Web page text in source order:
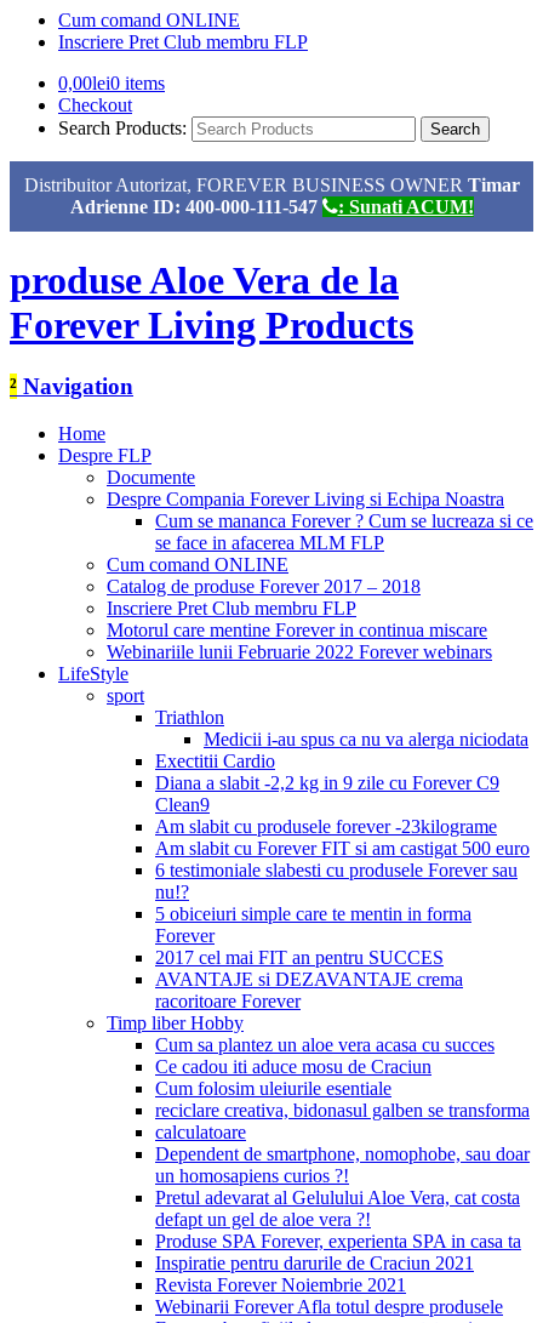
Cum comand ONLINE
Inscriere Pret Club membru FLP
0,00lei0 items
Checkout
Search Products:
Distribuitor Autorizat, FOREVER BUSINESS OWNER Timar
Adrienne ID: 400-000-111-547
: Sunati ACUM!
produse Aloe Vera de la
Forever Living Products
² Navigation
Home
Despre FLP
Documente
Despre Compania Forever Living si Echipa Noastra
Cum se mananca Forever ? Cum se lucreaza si ce
se face in afacerea MLM FLP
Cum comand ONLINE
Catalog de produse Forever 2017 – 2018
Inscriere Pret Club membru FLP
Motorul care mentine Forever in continua miscare
Webinariile lunii Februarie 2022 Forever webinars
LifeStyle
sport
Triathlon
Medicii i-au spus ca nu va alerga niciodata
Exectitii Cardio
Diana a slabit -2,2 kg in 9 zile cu Forever C9
Clean9
Am slabit cu produsele forever -23kilograme
Am slabit cu Forever FIT si am castigat 500 euro
6 testimoniale slabesti cu produsele Forever sau
nu!?
5 obiceiuri simple care te mentin in forma
Forever
2017 cel mai FIT an pentru SUCCES
AVANTAJE si DEZAVANTAJE crema
racoritoare Forever
Timp liber Hobby
Cum sa plantez un aloe vera acasa cu succes
Ce cadou iti aduce mosu de Craciun
Cum folosim uleiurile esentiale
reciclare creativa, bidonasul galben se transforma
calculatoare
Dependent de smartphone, nomophobe, sau doar
un homosapiens curios ?!
Pretul adevarat al Gelulului Aloe Vera, cat costa
defapt un gel de aloe vera ?!
Produse SPA Forever, experienta SPA in casa ta
Inspiratie pentru darurile de Craciun 2021
Revista Forever Noiembrie 2021
Webinarii Forever Afla totul despre produsele